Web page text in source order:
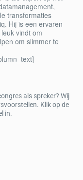
transformaties
Hij is een ervaren
vindt om
om slimmer te
als spreker? Wij
Klik op de
in.